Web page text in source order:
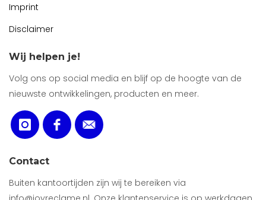
Imprint
Disclaimer
Wij helpen je!
Volg ons op social media en blijf op de hoogte van de
nieuwste ontwikkelingen, producten en meer.
Contact
Buiten kantoortijden zijn wij te bereiken via